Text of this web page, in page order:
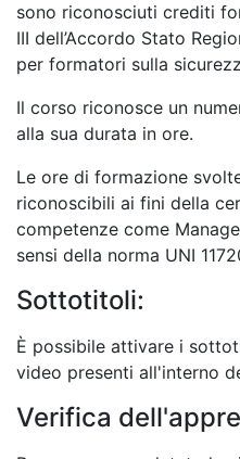
sono riconosciuti crediti
III dell’Accordo Stato
per formatori sulla
Il corso riconosce un
alla sua durata in ore.
Le ore di formazione
riconoscibili ai fini della
competenze come
sensi della norma UNI
Sottotitoli:
È possibile attivare i
video presenti all'interno
Verifica